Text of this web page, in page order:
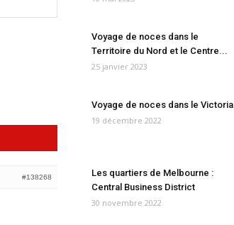
#138268
Voyage de noces dans le
Territoire du Nord et le Centre...
25 janvier 2023
Voyage de noces dans le Victoria
19 décembre 2022
Les quartiers de Melbourne :
Central Business District
30 novembre 2022